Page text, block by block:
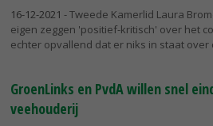
16-12-2021 - Tweede Kamerlid Laura
eigen zeggen 'positief-kritisch' over het
echter opvallend dat er niks in staat over
GroenLinks en PvdA willen snel
veehouderij